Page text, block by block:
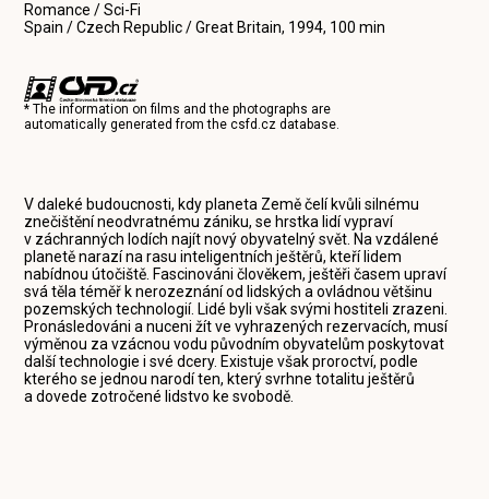
Romance / Sci-Fi
Spain / Czech Republic / Great Britain, 1994, 100 min
* The information on films and the photographs are
automatically generated from thecsfd.cz database.
V daleké budoucnosti, kdy planeta Země čelí kvůli silnému
znečištění neodvratnému zániku, se hrstka lidí vypraví
v záchranných lodích najít nový obyvatelný svět. Na vzdálené
planetě narazí na rasu inteligentních ještěrů, kteří lidem
nabídnou útočiště. Fascinováni člověkem, ještěři časem upraví
svá těla téměř k nerozeznání od lidských a ovládnou většinu
pozemských technologií. Lidé byli však svými hostiteli zrazeni.
Pronásledováni a nuceni žít ve vyhrazených rezervacích, musí
výměnou za vzácnou vodu původním obyvatelům poskytovat
další technologie i své dcery. Existuje však proroctví, podle
kterého se jednou narodí ten, který svrhne totalitu ještěrů
a dovede zotročené lidstvo ke svobodě.